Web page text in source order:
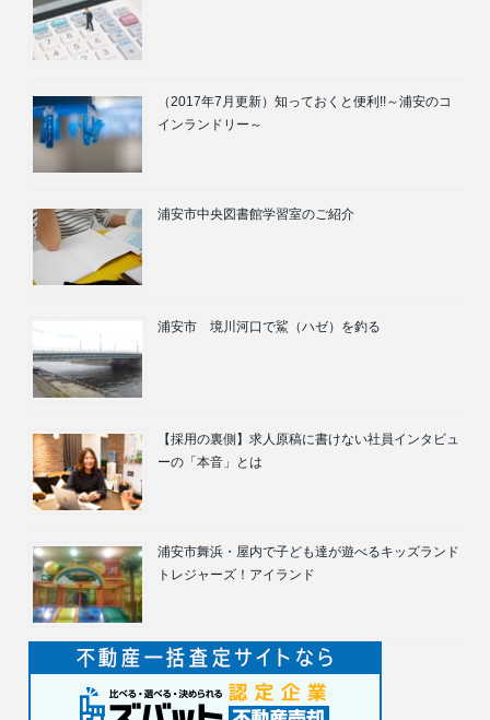
（2017年7月更新）知っておくと便利!!～浦安のコ
インランドリー～
浦安市中央図書館学習室のご紹介
浦安市 境川河口で鯊（ハゼ）を釣る
【採用の裏側】求人原稿に書けない社員インタビュ
ーの「本音」とは
浦安市舞浜・屋内で子ども達が遊べるキッズランド
トレジャーズ！アイランド